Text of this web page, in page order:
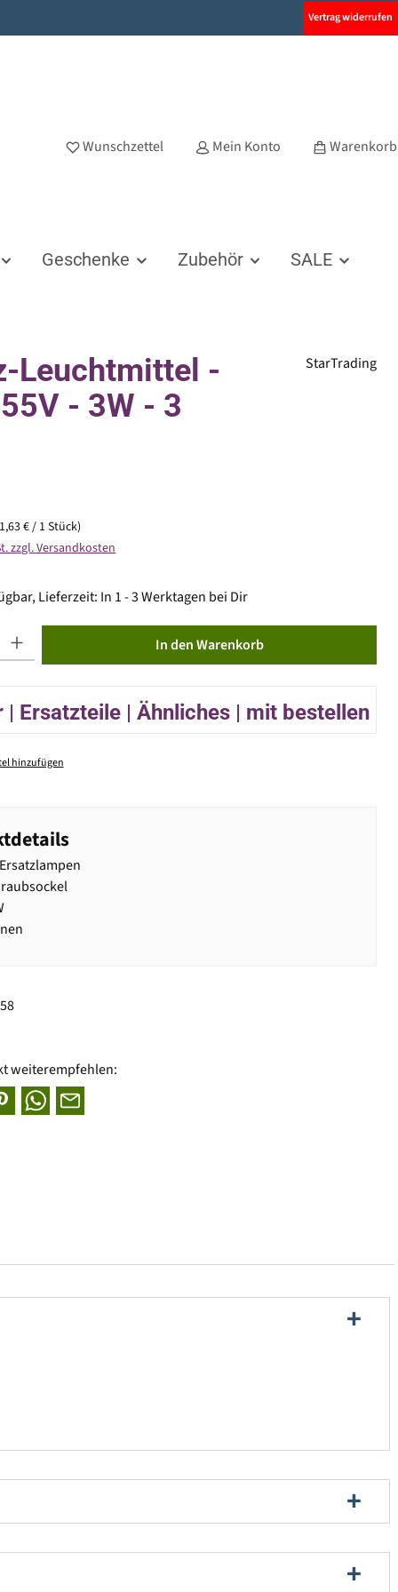
Vertrag widerrufen
Wunschzettel Mein Konto Warenkorb
Geschenke Zubehör SALE
Leuchtmittel -
- 3W - 3
StarTrading
€ / 1 Stück)
zzgl. Versandkosten
Lieferzeit: In 1 - 3 Werktagen bei Dir
In den Warenkorb
| Ersatzteile | Ähnliches | mit bestellen
hinzufügen
weiterempfehlen: